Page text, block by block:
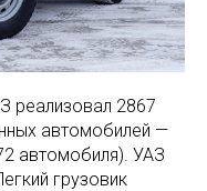
реализовал 2867
автомобилей —
автомобиля). УАЗ
грузовик